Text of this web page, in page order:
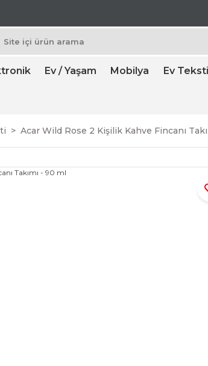
Ev / Yaşam Mobilya Ev
Acar Wild Rose 2 Kişilik Kahve Fincanı